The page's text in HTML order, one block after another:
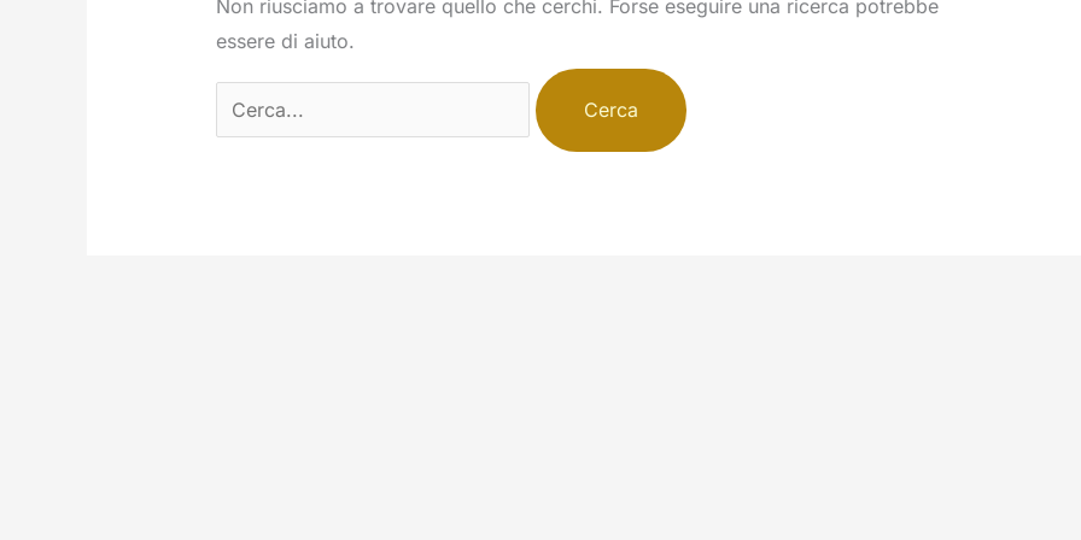
Non riusciamo a trovare quello che cerchi. Forse eseguire una ricerca potrebbe
essere di aiuto.
Cerca: